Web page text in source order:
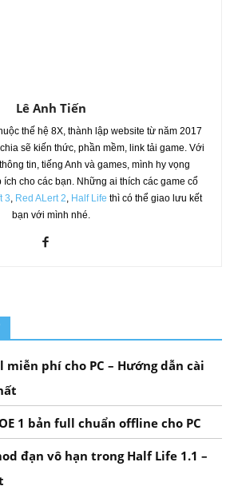
Lê Anh Tiến
thế hệ 8X, thành lập website từ năm 2017
sẽ kiến thức, phần mềm, link tải game. Với
tin, tiếng Anh và games, mình hy vọng
cho các bạn. Những ai thích các game cổ
3, Red ALert 2, Half Life thì có thể giao lưu kết
bạn với mình nhé.
miễn phí cho PC – Hướng dẫn cài
1 bản full chuẩn offline cho PC
đạn vô hạn trong Half Life 1.1 –